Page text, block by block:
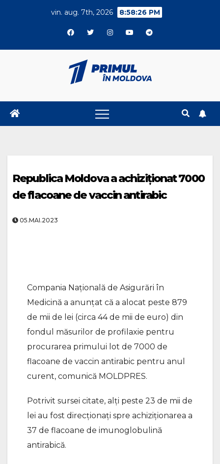
vin. aug. 7th, 2026 8:58:26 PM
Republica Moldova a achiziționat 7000
de flacoane de vaccin antirabic
05.MAI.2023
Compania Naţională de Asigurări în
Medicină a anunțat că a alocat peste 879
de mii de lei (circa 44 de mii de euro) din
fondul măsurilor de profilaxie pentru
procurarea primului lot de 7000 de
flacoane de vaccin antirabic pentru anul
curent, comunică MOLDPRES.
Potrivit sursei citate, alți peste 23 de mii de
lei au fost direcționați spre achiziționarea a
37 de flacoane de imunoglobulină
antirabică.